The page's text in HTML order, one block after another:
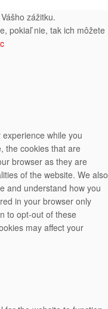
zážitku.
pokiaľ nie, tak ich môžete
while you
the cookies that are
browser as they are
of the website. We also
and understand how you
in your browser only
to opt-out of these
may affect your